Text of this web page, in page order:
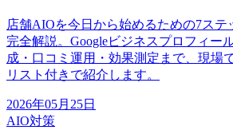
店舗AIOを今日から始めるための7ステ
完全解説。Googleビジネスプロフィー
成・口コミ運用・効果測定まで、現場
リスト付きで紹介します。
2026年05月25日
AIO対策